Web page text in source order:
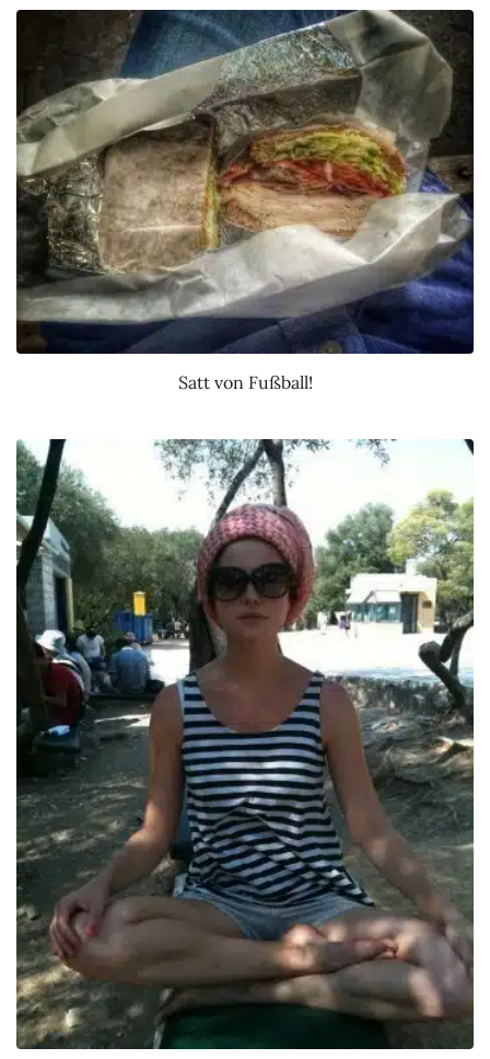
Satt von Fußball!